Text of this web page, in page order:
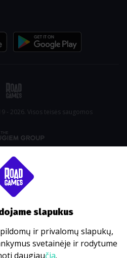
- 2026. Visos teisės saugomos
slapukus
ir privalomų slapukų,
svetainėje ir rodytume
daugiaučia.